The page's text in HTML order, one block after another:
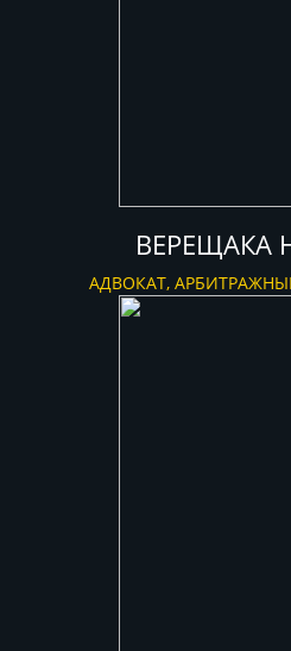
ВЕРЕЩАКА
АДВОКАТ,